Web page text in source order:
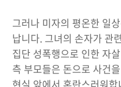
그러나 미자의 평온한 일
납니다. 그녀의 손자가 관
집단 성폭행으로 인한 자
측 부모들은 돈으로 사건
현실 앞에서 혼란스러워